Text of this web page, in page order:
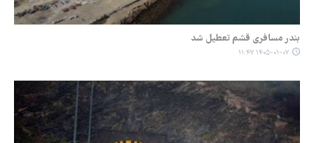
بندر مسافری قشم تعطیل شد
۱۴۰۵-۰۱-۰۷ ۱۱:۴۷